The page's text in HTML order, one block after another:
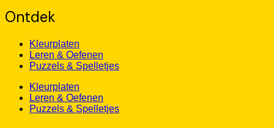
Ontdek
Kleurplaten
Leren & Oefenen
Puzzels & Spelletjes
Kleurplaten
Leren & Oefenen
Puzzels & Spelletjes